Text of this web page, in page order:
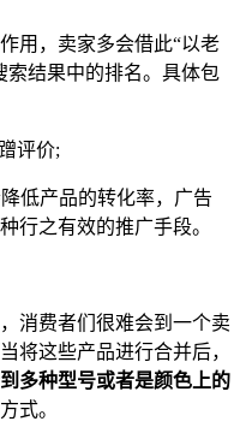
用，卖家多会借此“以老
索结果中的排名。具体包
评价;
低产品的转化率，广告
行之有效的推广手段。
消费者们很难会到一个卖
将这些产品进行合并后，
多种型号或者是颜色上的
式。